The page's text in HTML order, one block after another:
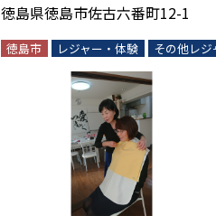
徳島県徳島市佐古六番町12-1
徳島市 レジャー・体験 その他レ